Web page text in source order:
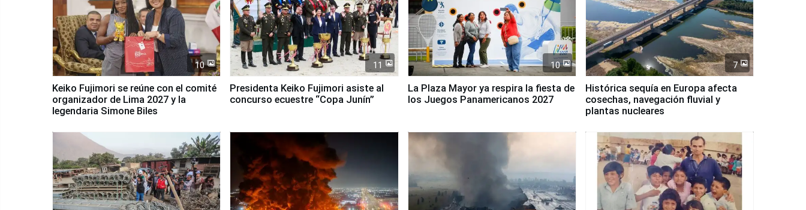
10
Keiko Fujimori se reúne con el comité
organizador de Lima 2027 y la
legendaria Simone Biles
11
Presidenta Keiko Fujimori asiste al
concurso ecuestre “Copa Junín”
10
La Plaza Mayor ya respira la fiesta de
los Juegos Panamericanos 2027
7
Histórica sequía en Europa afecta
cosechas, navegación fluvial y
plantas nucleares